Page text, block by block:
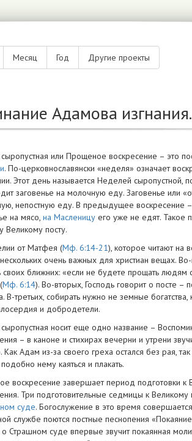
Месяц Год Другие проекты
Адамова
или Прощеное воскресение – это
. По-церковнославянски «неделя» означает
Этот день называется Неделей сыропустной,
заговенье на молочную еду. Заговенье или
непостную еду. В предыдущее воскресение
на мясо, на Масленицу его уже не едят. Такое
Великому посту.
от Матфея (Мф. 6:14-21), которое читают на
очень важных для христиан вещах.
своих ближних: «если не будете прощать
Мф. 6:14). Во-вторых, Господь говорит о посте –
В-третьих, собирать нужно не земные
и добродетели.
носит еще одно название –
– в каноне и стихирах вечерни и утрени
Как Адам из-за своего греха остался без рая,
нему каяться и плакать.
воскресение завершает период подготовки к
Три подготовительные седмицы к Великому
суде. Богослужение в это время
службе поются постные песнопения
Страшном суде впервые звучит покаянная